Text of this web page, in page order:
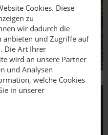
Cookies. Diese
zu
wir dadurch die
anbieten und Zugriffe auf
Die Art Ihrer
wird an unsere Partner
und Analysen
welche Cookies
in unserer